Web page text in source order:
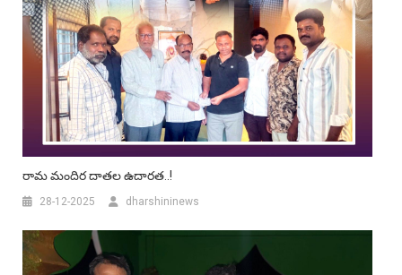
రామ మందిర దాతల ఉదారత..!
28-12-2025 dharshininews